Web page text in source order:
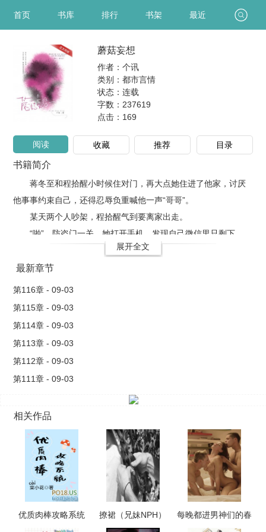
首页 书库 排行 书架 最近
蘑菇妄想
作者：个讯
类别：都市言情
状态：连载
字数：237619
点击： 169
阅读 收藏 推荐 目录
书籍简介
蒋冬至和程拾醒小时候住对门，再大点她住进了他家，讨厌
他事事约束自己，还得忍辱负重喊他一声“哥哥”。
某天两个人吵架，程拾醒气到要离家出走。
“啪”，防盗门一关，她打开手机，发现自己微信里只剩下..
展开全文
最新章节
第116章 - 09-03
第115章 - 09-03
第114章 - 09-03
第113章 - 09-03
第112章 - 09-03
第111章 - 09-03
相关作品
优质肉棒攻略系统
撩裙（兄妹NPH）
每晚都进男神们的春